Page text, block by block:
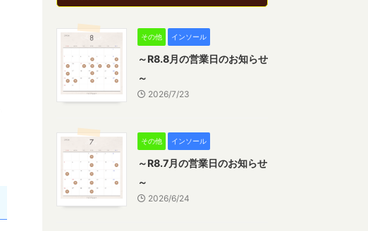
その他 インソール
～R8.8月の営業日のお知らせ
～
2026/7/23
その他 インソール
～R8.7月の営業日のお知らせ
～
2026/6/24